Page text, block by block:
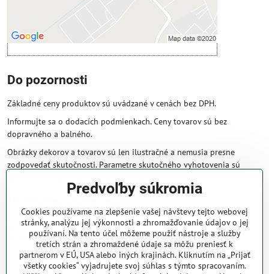
Otvoriť obsah v novom okne
Do pozornosti
Základné ceny produktov sú uvádzané v cenách bez DPH.
Informujte sa o dodacích podmienkach. Ceny tovarov sú bez
dopravného a balného.
Obrázky dekorov a tovarov sú len ilustračné a nemusia presne
zodpovedať skutočnosti. Parametre skutočného vyhotovenia sú
Obchodné podmienky
Naše obchodné podmienky zaručujú bezproblémové spracovanie
Vašej zakázky online.
V prípade, že máte s nami už dojednané obchodné podmienky, ceny a
zľavy z minulosti, platia tie, ktoré sú pre Vás výhodnejšie.
Predvoľby súkromia
Cookies používame na zlepšenie vašej návštevy tejto webovej
stránky, analýzu jej výkonnosti a zhromažďovanie údajov o jej
používaní. Na tento účel môžeme použiť nástroje a služby
tretích strán a zhromaždené údaje sa môžu preniesť k
partnerom v EÚ, USA alebo iných krajinách. Kliknutím na „Prijať
všetky cookies“ vyjadrujete svoj súhlas s týmto spracovaním.